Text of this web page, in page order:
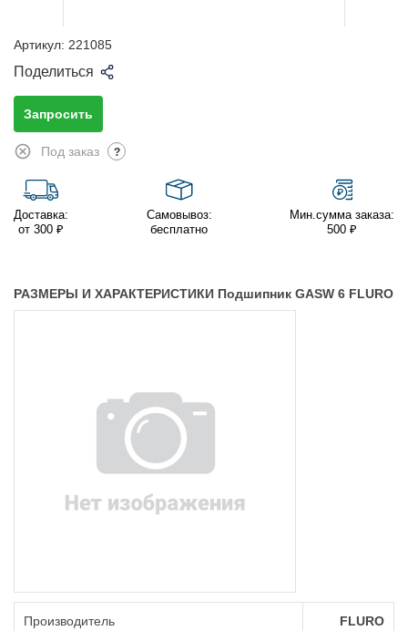
Артикул: 221085
Поделиться
Запросить
Под заказ ?
Доставка:
от 300 ₽
Самовывоз:
бесплатно
Мин.сумма заказа:
500 ₽
РАЗМЕРЫ И ХАРАКТЕРИСТИКИ Подшипник GASW 6 FLURO
Производитель FLURO